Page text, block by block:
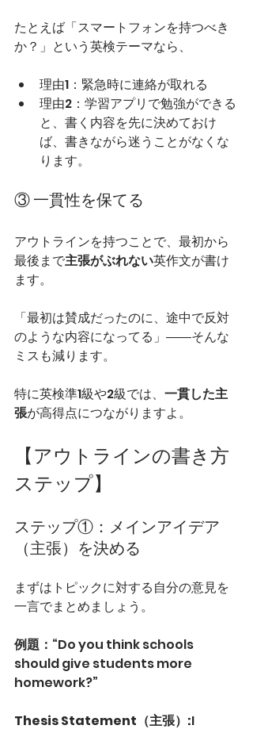
たとえば「スマートフォンを持つべき
か？」という英検テーマなら、
理由1：緊急時に連絡が取れる
理由2：学習アプリで勉強ができる
と、書く内容を先に決めておけ
ば、書きながら迷うことがなくな
ります。
③ 一貫性を保てる
アウトラインを持つことで、最初から
最後まで主張がぶれない英作文が書け
ます。
「最初は賛成だったのに、途中で反対
のような内容になってる」――そんな
ミスも減ります。
特に英検準1級や2級では、 一貫した主
張が高得点につながりますよ。
【アウトラインの書き方
ステップ】
ステップ①：メインアイデア
（主張）を決める
まずはトピックに対する自分の意見を
一言でまとめましょう。
例題： “Do you think schools
should give students more
homework?”
Thesis Statement（主張）:I